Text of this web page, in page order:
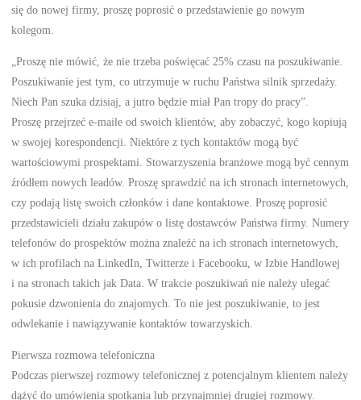
się do nowej firmy, proszę poprosić o przedstawienie go nowym
kolegom.
„Proszę nie mówić, że nie trzeba poświęcać 25% czasu na poszukiwanie.
Poszukiwanie jest tym, co utrzymuje w ruchu Państwa silnik sprzedaży.
Niech Pan szuka dzisiaj, a jutro będzie miał Pan tropy do pracy”.
Proszę przejrzeć e-maile od swoich klientów, aby zobaczyć, kogo kopiują
w swojej korespondencji. Niektóre z tych kontaktów mogą być
wartościowymi prospektami. Stowarzyszenia branżowe mogą być cennym
źródłem nowych leadów. Proszę sprawdzić na ich stronach internetowych,
czy podają listę swoich członków i dane kontaktowe. Proszę poprosić
przedstawicieli działu zakupów o listę dostawców Państwa firmy. Numery
telefonów do prospektów można znaleźć na ich stronach internetowych,
w ich profilach na LinkedIn, Twitterze i Facebooku, w Izbie Handlowej
i na stronach takich jak Data. W trakcie poszukiwań nie należy ulegać
pokusie dzwonienia do znajomych. To nie jest poszukiwanie, to jest
odwlekanie i nawiązywanie kontaktów towarzyskich.
Pierwsza rozmowa telefoniczna
Podczas pierwszej rozmowy telefonicznej z potencjalnym klientem należy
dążyć do umówienia spotkania lub przynajmniej drugiej rozmowy.